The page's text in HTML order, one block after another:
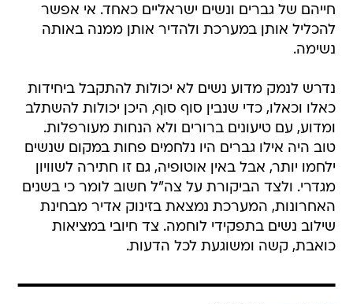
חייהם של גברים ונשים ישראליים כאחד. אי אפשר
להכליל אותן במערכת ולהדיר אותן ממנה באותה
נשימה.
נדרש לנמק מדוע נשים לא יכולות להתקבל ביחידות
כאלו וכאלו, כדי שנבין סוף סוף, היכן יכולות להשתלב
ומדוע, עם טיעונים ברורים ולא הנחות מעורפלות.
טוב היה אילו גברים היו נלחמים פחות במקום שנשים
ילחמו יותר, אבל באין אוטופיה, גם זו חתירה לשוויון
מגדרי. ולצד הביקורת על צה"ל חשוב לומר כי בשנים
האחרונות, המערכת נמצאת בזינוק אדיר מבחינת
שילוב נשים בתפקידי לוחמה. צד חיובי במציאות
כואבת, קשה ומשוגעת לכל הדעות.